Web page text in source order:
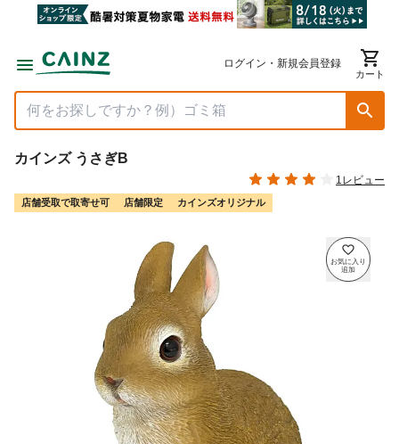
ログイン・新規会員登録
カート
カインズ うさぎB
1レビュー
店舗受取で取寄せ可 店舗限定 カインズオリジナル